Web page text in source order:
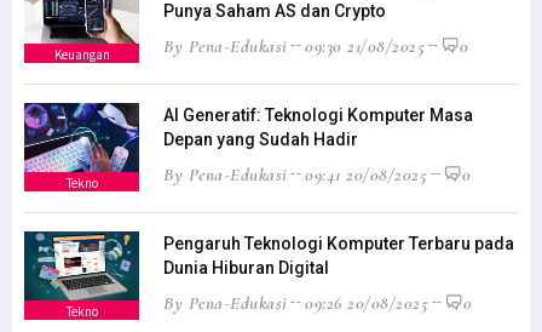
Keuangan
Punya Saham AS dan Crypto
By Pena-Edukasi 09:30 21/08/2025 0
Tekno
AI Generatif: Teknologi Komputer Masa
Depan yang Sudah Hadir
By Pena-Edukasi 09:41 20/08/2025 0
Tekno
Pengaruh Teknologi Komputer Terbaru pada
Dunia Hiburan Digital
By Pena-Edukasi 09:26 20/08/2025 0